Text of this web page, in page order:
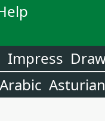
Impress
Arabic Asturian